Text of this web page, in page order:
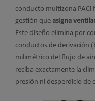
conducto multizona PACi
gestión que asigna
Este diseño elimina por
conductos de derivación
milimétrico del flujo de
reciba exactamente la
presión ni desperdicio de